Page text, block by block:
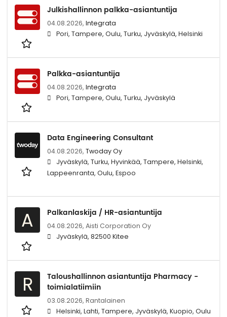
Julkishallinnon palkka-asiantuntija
04.08.2026, Integrata
Pori, Tampere, Oulu, Turku, Jyväskylä, Helsinki
Palkka-asiantuntija
04.08.2026, Integrata
Pori, Tampere, Oulu, Turku, Jyväskylä
Data Engineering Consultant
04.08.2026, Twoday Oy
Jyväskylä, Turku, Hyvinkää, Tampere, Helsinki,
Lappeenranta, Oulu, Espoo
A Palkanlaskija / HR-asiantuntija
04.08.2026, Aisti Corporation Oy
Jyväskylä, 82500 Kitee
R
Taloushallinnon asiantuntija Pharmacy -
toimialatiimiin
03.08.2026, Rantalainen
Helsinki, Lahti, Tampere, Jyväskylä, Kuopio, Oulu